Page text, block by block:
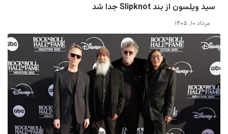
سید ویلسون از بند Slipknot جدا شد
مرداد ۱۰, ۱۴۰۵